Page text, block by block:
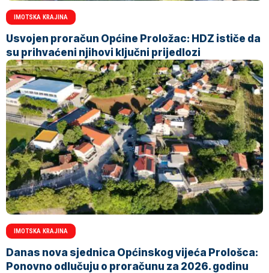
IMOTSKA KRAJINA
Usvojen proračun Općine Proložac: HDZ ističe da
su prihvaćeni njihovi ključni prijedlozi
IMOTSKA KRAJINA
Danas nova sjednica Općinskog vijeća Prološca:
Ponovno odlučuju o proračunu za 2026. godinu